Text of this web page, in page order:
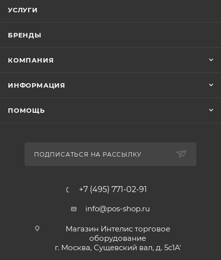
УСЛУГИ
БРЕНДЫ
КОМПАНИЯ
ИНФОРМАЦИЯ
ПОМОЩЬ
ПОДПИСАТЬСЯ НА РАССЫЛКУ
+7 (495) 771-02-91
info@pos-shop.ru
Магазин Интелис торговое
оборудование
г. Москва, Сущевский вал, д. 5с1А'